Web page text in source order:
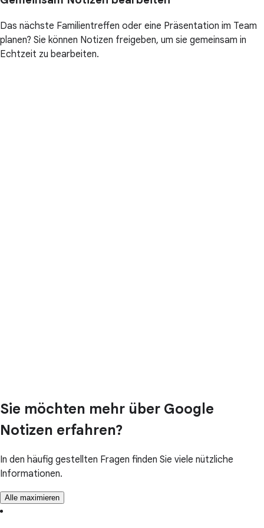
Das nächste Familientreffen oder eine Präsentation im Team
planen? Sie können Notizen freigeben, um sie gemeinsam in
Echtzeit zu bearbeiten.
Sie möchten mehr über Google
Notizen erfahren?
In den häufig gestellten Fragen finden Sie viele nützliche
Informationen.
Alle maximieren